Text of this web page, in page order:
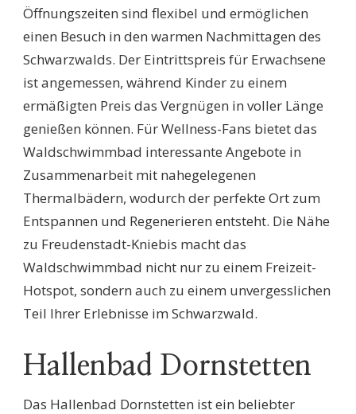
Öffnungszeiten sind flexibel und ermöglichen
einen Besuch in den warmen Nachmittagen des
Schwarzwalds. Der Eintrittspreis für Erwachsene
ist angemessen, während Kinder zu einem
ermäßigten Preis das Vergnügen in voller Länge
genießen können. Für Wellness-Fans bietet das
Waldschwimmbad interessante Angebote in
Zusammenarbeit mit nahegelegenen
Thermalbädern, wodurch der perfekte Ort zum
Entspannen und Regenerieren entsteht. Die Nähe
zu Freudenstadt-Kniebis macht das
Waldschwimmbad nicht nur zu einem Freizeit-
Hotspot, sondern auch zu einem unvergesslichen
Teil Ihrer Erlebnisse im Schwarzwald.
Hallenbad Dornstetten
Das Hallenbad Dornstetten ist ein beliebter